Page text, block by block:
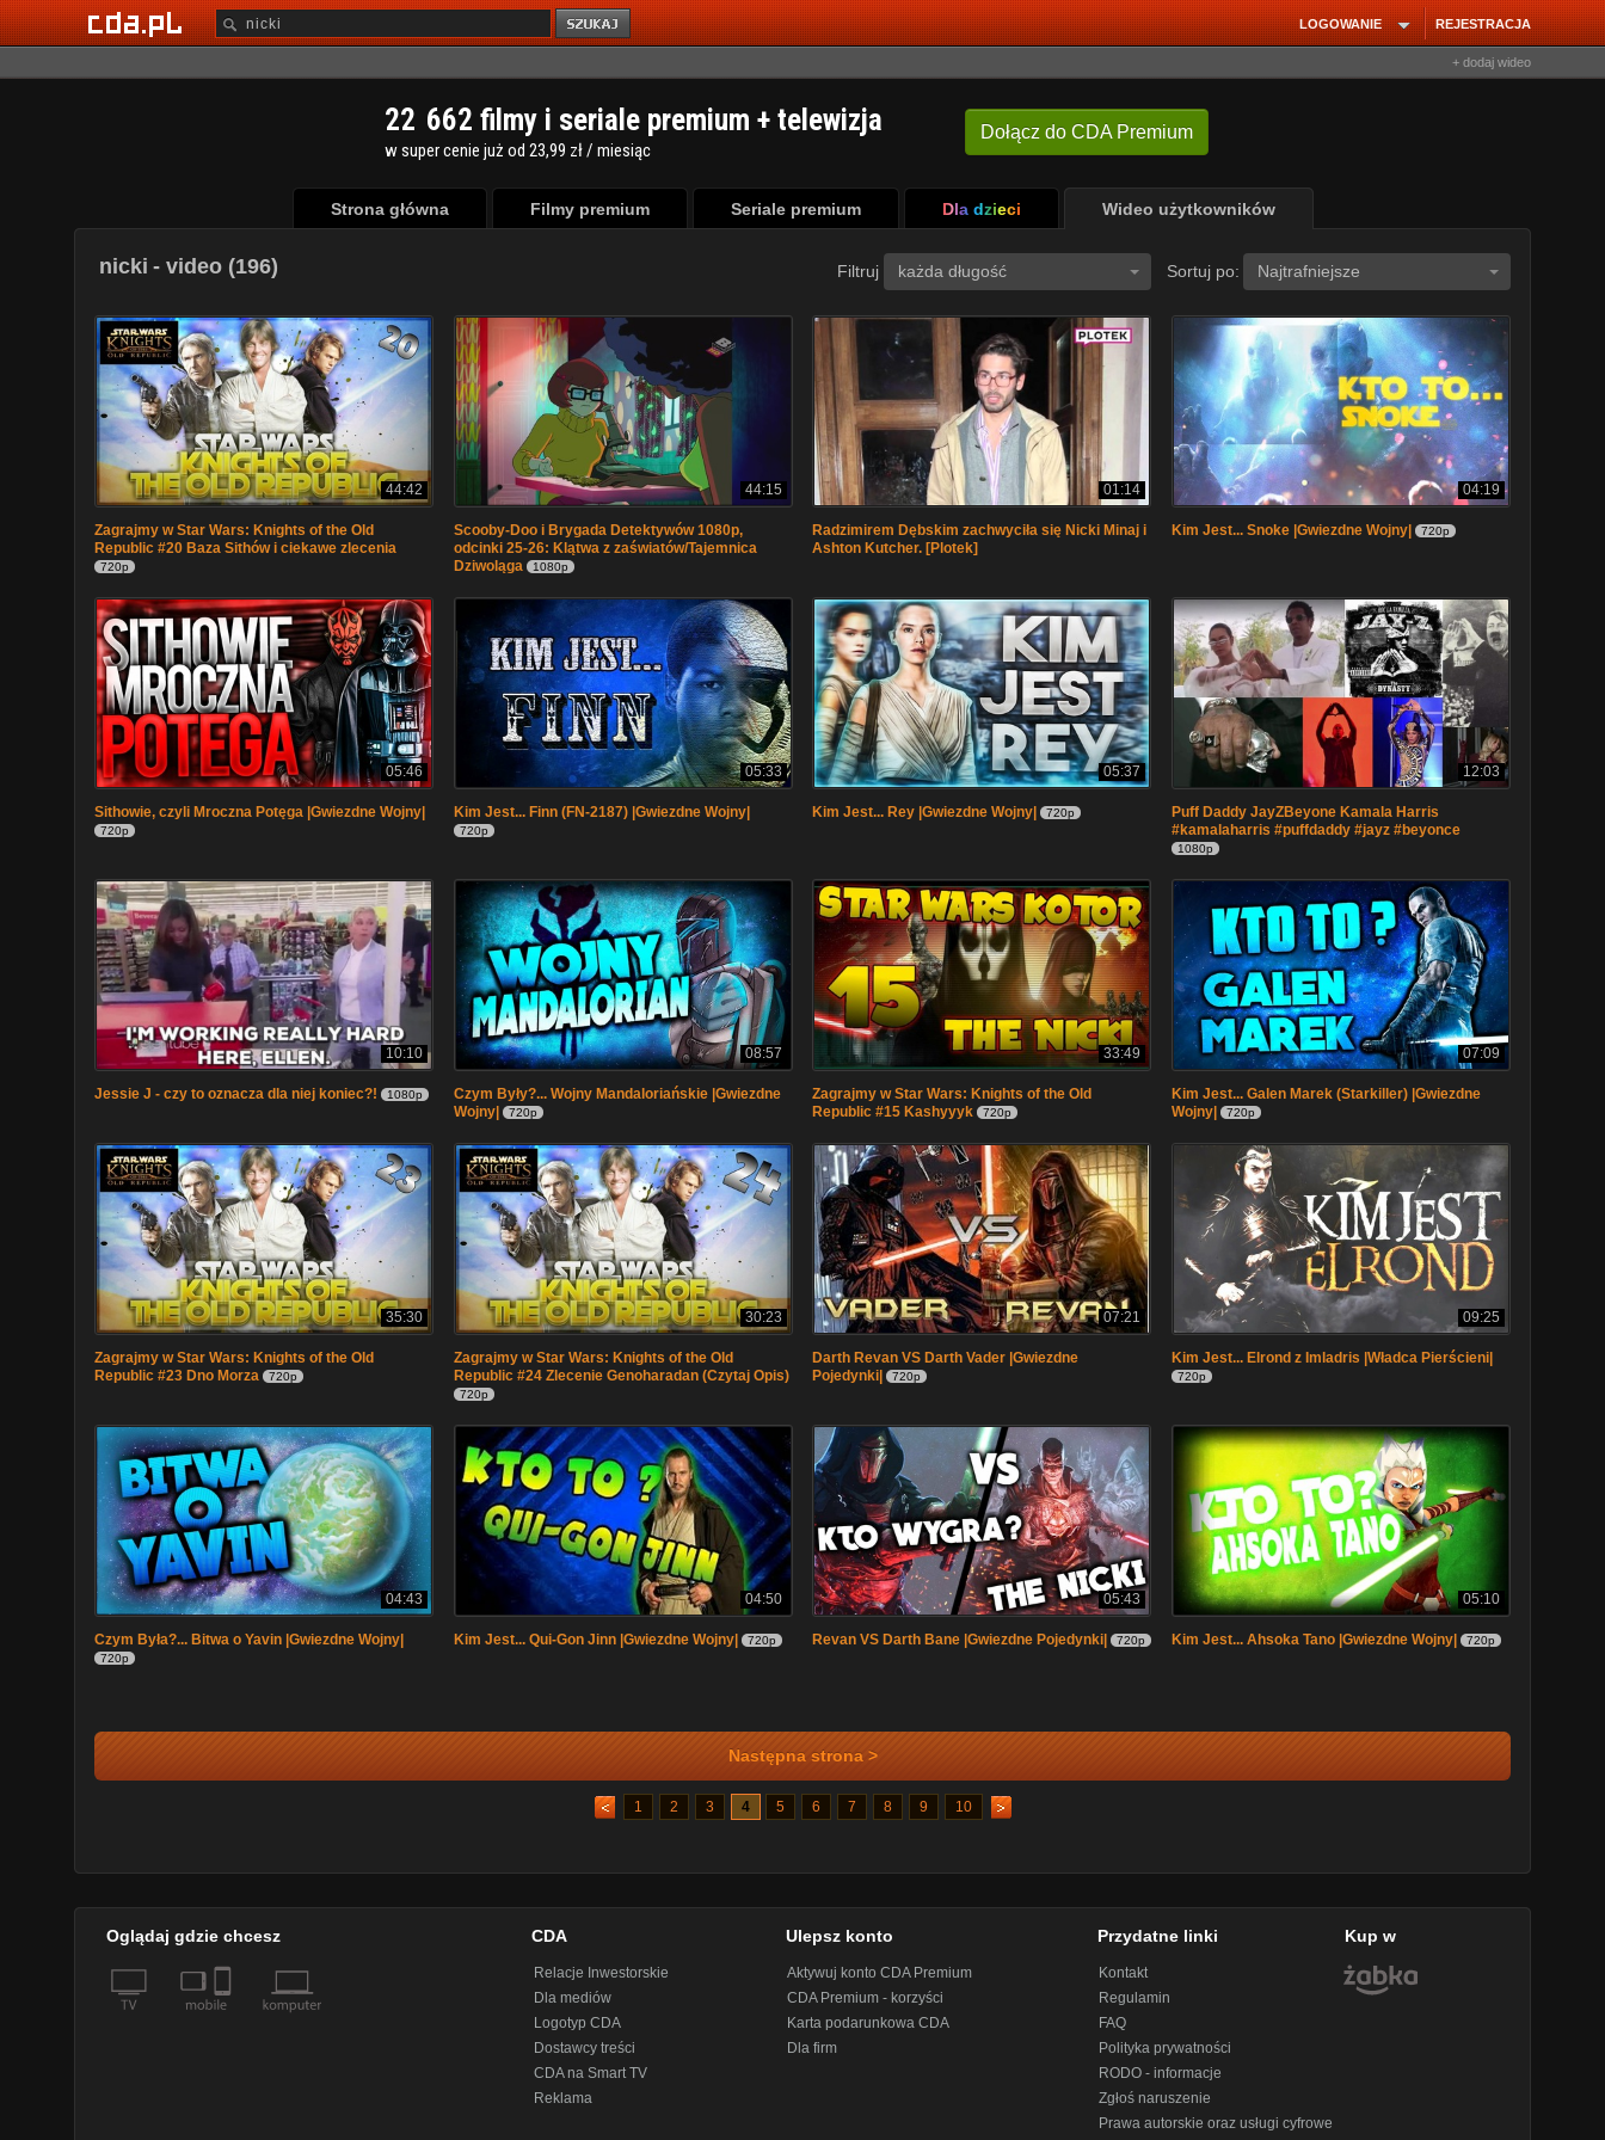
REJESTRACJA
LOGOWANIE
+ dodaj wideo
Dołącz do CDA Premium
22 662 filmy i seriale premium + telewizja
w super cenie już od 23,99 zł / miesiąc
Strona główna Filmy premium Seriale premium Dla dzieci Wideo użytkowników
nicki - video (196) Filtruj każda długość Sortuj po: Najtrafniejsze
44:42
Zagrajmy w Star Wars: Knights of the Old
Republic #20 Baza Sithów i ciekawe zlecenia
720p
44:15
Scooby-Doo i Brygada Detektywów 1080p,
odcinki 25-26: Klątwa z zaświatów/Tajemnica
Dziwoląga
1080p
01:14
Radzimirem Dębskim zachwyciła się Nicki Minaj i
Ashton Kutcher. [Plotek]
04:19
Kim Jest... Snoke |Gwiezdne Wojny| 720p
05:46
Sithowie, czyli Mroczna Potęga |Gwiezdne Wojny|
720p
05:33
Kim Jest... Finn (FN-2187) |Gwiezdne Wojny|
720p
05:37
Kim Jest... Rey |Gwiezdne Wojny| 720p
12:03
Puff Daddy JayZBeyone Kamala Harris
#kamalaharris #puffdaddy #jayz #beyonce
1080p
10:10
Jessie J - czy to oznacza dla niej koniec?! 1080p
08:57
Czym Były?... Wojny Mandaloriańskie |Gwiezdne
Wojny|
720p
33:49
Zagrajmy w Star Wars: Knights of the Old
Republic #15 Kashyyyk
720p
07:09
Kim Jest... Galen Marek (Starkiller) |Gwiezdne
Wojny|
720p
35:30
Zagrajmy w Star Wars: Knights of the Old
Republic #23 Dno Morza
720p
30:23
Zagrajmy w Star Wars: Knights of the Old
Republic #24 Zlecenie Genoharadan (Czytaj Opis)
720p
07:21
Darth Revan VS Darth Vader |Gwiezdne
Pojedynki|
720p
09:25
Kim Jest... Elrond z Imladris |Władca Pierścieni|
720p
04:43
Czym Była?... Bitwa o Yavin |Gwiezdne Wojny|
720p
04:50
Kim Jest... Qui-Gon Jinn |Gwiezdne Wojny| 720p
05:43
Revan VS Darth Bane |Gwiezdne Pojedynki| 720p
05:10
Kim Jest... Ahsoka Tano |Gwiezdne Wojny| 720p
Następna strona >
1 2 3 4 5 6 7 8 9 10
Oglądaj gdzie chcesz CDA
Relacje Inwestorskie
Dla mediów
Logotyp CDA
Dostawcy treści
CDA na Smart TV
Reklama
Ulepsz konto
Aktywuj konto CDA Premium
CDA Premium - korzyści
Karta podarunkowa CDA
Dla firm
Przydatne linki
Kontakt
Regulamin
FAQ
Polityka prywatności
RODO - informacje
Zgłoś naruszenie
Prawa autorskie oraz usługi cyfrowe
Kup w